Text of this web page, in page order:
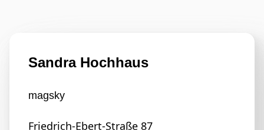
Sandra Hochhaus
magsky
Friedrich-Ebert-Straße 87